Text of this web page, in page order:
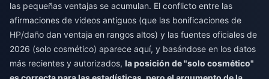
las pequeñas ventajas se acumulan. El conflicto entre las
afirmaciones de videos antiguos (que las bonificaciones de
HP/daño dan ventaja en rangos altos) y las fuentes oficiales de
2026 (solo cosmético) aparece aquí, y basándose en los datos
más recientes y autorizados, la posición de "solo cosmético"